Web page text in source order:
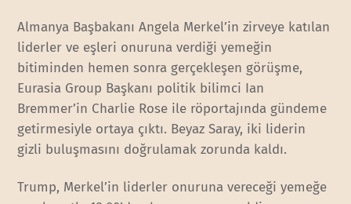
Almanya Başbakanı Angela Merkel’in zirveye katılan
liderler ve eşleri onuruna verdiği yemeğin
bitiminden hemen sonra gerçekleşen görüşme,
Eurasia Group Başkanı politik bilimci Ian
Bremmer’in Charlie Rose ile röportajında gündeme
getirmesiyle ortaya çıktı. Beyaz Saray, iki liderin
gizli buluşmasını doğrulamak zorunda kaldı.
Trump, Merkel’in liderler onuruna vereceği yemeğe